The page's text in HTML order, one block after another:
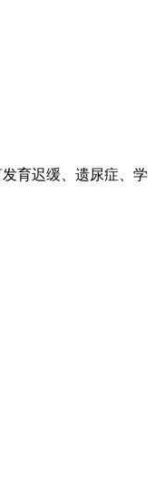
育迟缓、遗尿症、学